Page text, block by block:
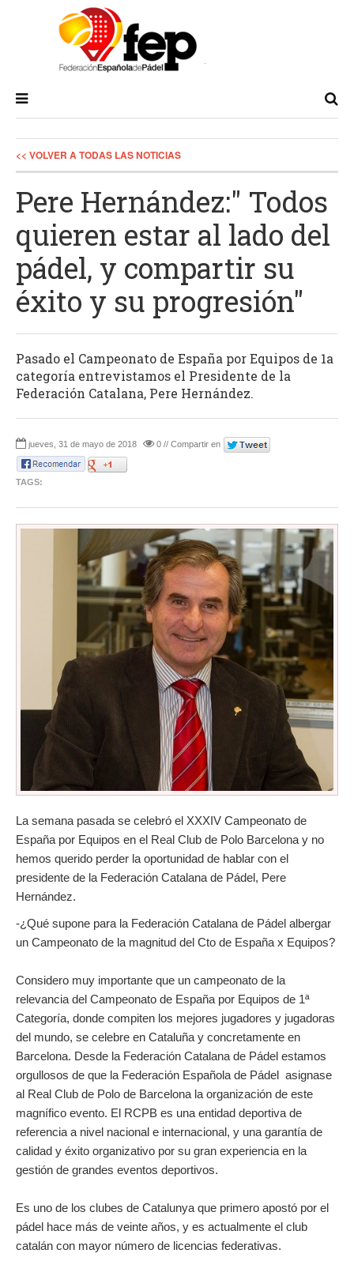
<< VOLVER A TODAS LAS NOTICIAS
Pere Hernández:" Todos
quieren estar al lado del
pádel, y compartir su
éxito y su progresión"
Pasado el Campeonato de España por Equipos de 1a
categoría entrevistamos el Presidente de la
Federación Catalana, Pere Hernández.
jueves, 31 de mayo de 2018 0 // Compartir en
TAGS:
La semana pasada se celebró el XXXIV Campeonato de
España por Equipos en el Real Club de Polo Barcelona y no
hemos querido perder la oportunidad de hablar con el
presidente de la Federación Catalana de Pádel, Pere
Hernández.
-¿Qué supone para la Federación Catalana de Pádel albergar
un Campeonato de la magnitud del Cto de España x Equipos?
Considero muy importante que un campeonato de la
relevancia del Campeonato de España por Equipos de 1ª
Categoría, donde compiten los mejores jugadores y jugadoras
del mundo, se celebre en Cataluña y concretamente en
Barcelona. Desde la Federación Catalana de Pádel estamos
orgullosos de que la Federación Española de Pádel asignase
al Real Club de Polo de Barcelona la organización de este
magnífico evento. El RCPB es una entidad deportiva de
referencia a nivel nacional e internacional, y una garantía de
calidad y éxito organizativo por su gran experiencia en la
gestión de grandes eventos deportivos.
Es uno de los clubes de Catalunya que primero apostó por el
pádel hace más de veinte años, y es actualmente el club
catalán con mayor número de licencias federativas.